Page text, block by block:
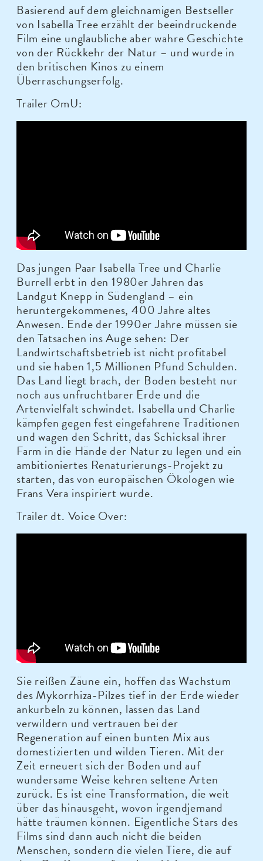
Basierend auf dem gleichnamigen Bestseller
von Isabella Tree erzählt der beeindruckende
Film eine unglaubliche aber wahre Geschichte
von der Rückkehr der Natur – und wurde in
den britischen Kinos zu einem
Überraschungserfolg.
Trailer OmU:
Das jungen Paar Isabella Tree und Charlie
Burrell erbt in den 1980er Jahren das
Landgut Knepp in Südengland – ein
heruntergekommenes, 400 Jahre altes
Anwesen. Ende der 1990er Jahre müssen sie
den Tatsachen ins Auge sehen: Der
Landwirtschaftsbetrieb ist nicht profitabel
und sie haben 1,5 Millionen Pfund Schulden.
Das Land liegt brach, der Boden besteht nur
noch aus unfruchtbarer Erde und die
Artenvielfalt schwindet. Isabella und Charlie
kämpfen gegen fest eingefahrene Traditionen
und wagen den Schritt, das Schicksal ihrer
Farm in die Hände der Natur zu legen und ein
ambitioniertes Renaturierungs-Projekt zu
starten, das von europäischen Ökologen wie
Frans Vera inspiriert wurde.
Trailer dt. Voice Over:
Sie reißen Zäune ein, hoffen das Wachstum
des Mykorrhiza-Pilzes tief in der Erde wieder
ankurbeln zu können, lassen das Land
verwildern und vertrauen bei der
Regeneration auf einen bunten Mix aus
domestizierten und wilden Tieren. Mit der
Zeit erneuert sich der Boden und auf
wundersame Weise kehren seltene Arten
zurück. Es ist eine Transformation, die weit
über das hinausgeht, wovon irgendjemand
hätte träumen können. Eigentliche Stars des
Films sind dann auch nicht die beiden
Menschen, sondern die vielen Tiere, die auf